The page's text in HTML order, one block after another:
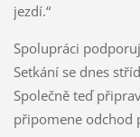
jezdí.“
Spolupráci
Setkání se dnes
Společně teď
připomene odchod